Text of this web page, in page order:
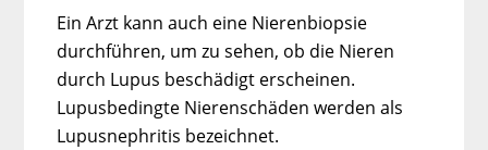
Ein Arzt kann auch eine Nierenbiopsie
durchführen, um zu sehen, ob die Nieren
durch Lupus beschädigt erscheinen.
Lupusbedingte Nierenschäden werden als
Lupusnephritis bezeichnet.